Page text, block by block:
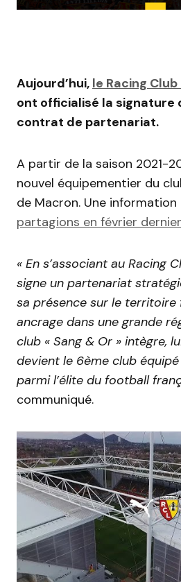
Aujourd’hui, le Racing
ont officialisé la signature
contrat de partenariat.
A partir de la saison 2021-
nouvel équipementier du
de Macron. Une information
partagions en février dernier
« En s’associant au Racing
signe un partenariat
sa présence sur le territoire
ancrage dans une grande
club « Sang & Or » intègre,
devient le 6ème club
parmi l’élite du football
communiqué.